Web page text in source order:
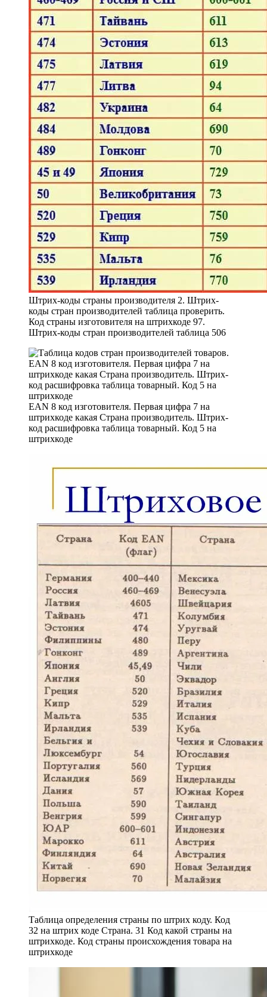
Штрих-коды страны производителя 2. Штрих-
коды стран производителей таблица проверить.
Код страны изготовителя на штрихкоде 97.
Штрих-коды стран производителей таблица 506
EAN 8 код изготовителя. Первая цифра 7 на
штрихкоде какая Страна производитель. Штрих-
код расшифровка таблица товарный. Код 5 на
штрихкоде
Таблица определения страны по штрих коду. Код
32 на штрих коде Страна. 31 Код какой страны на
штрихкоде. Код страны происхождения товара на
штрихкоде